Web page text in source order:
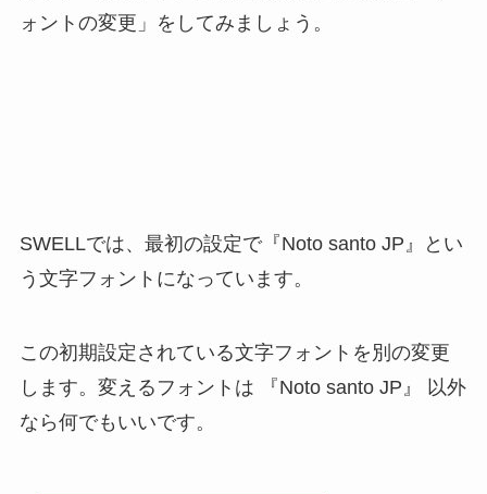
ォントの変更」をしてみましょう。
SWELLでは、最初の設定で『Noto santo JP』とい
う文字フォントになっています。
この初期設定されている文字フォントを別の変更
します。変えるフォントは 『Noto santo JP』 以外
なら何でもいいです。